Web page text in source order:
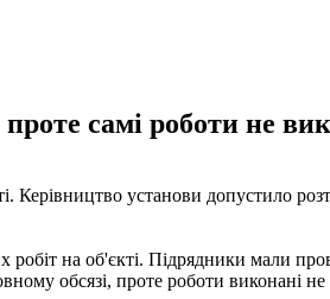
самі роботи не
Керівництво установи допустило
на об'єкті. Підрядники мали
обсязі, проте роботи виконані